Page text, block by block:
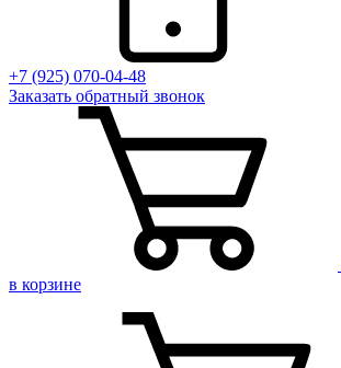
+7 (925) 070-04-48
Заказать обратный звонок
в корзине